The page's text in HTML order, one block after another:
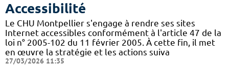
Accessibilité
Le CHU Montpellier s'engage à rendre ses sites
Internet accessibles conformément à l'article 47 de la
loi n° 2005-102 du 11 février 2005. À cette fin, il met
en œuvre la stratégie et les actions suiva
27/03/2026 11:35